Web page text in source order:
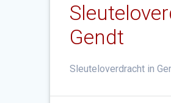
Gendt
Sleuteloverdracht in